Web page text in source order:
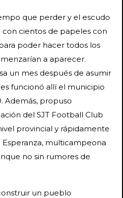
que perder y el escudo
cientos de papeles con
poder hacer todos los
a aparecer.
un mes después de asumir
funcionó allí el municipio
Además, propuso
del SJT Football Club
provincial y rápidamente
Esperanza, multicampeona
no sin rumores de
un pueblo